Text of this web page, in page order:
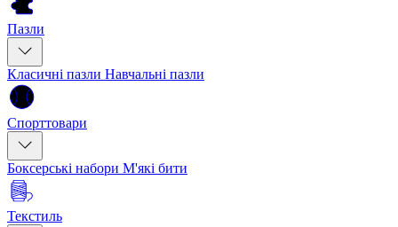
Пазли
Класичні пазли Навчальні пазли
Спорттовари
Боксерські набори М'які бити
Текстиль